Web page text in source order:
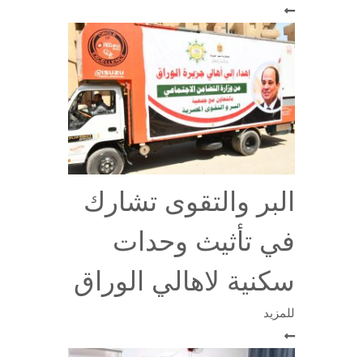
البر والتقوى تشارك
في تأثيث وحدات
سكنية لاهالي الوراق
للمزيد